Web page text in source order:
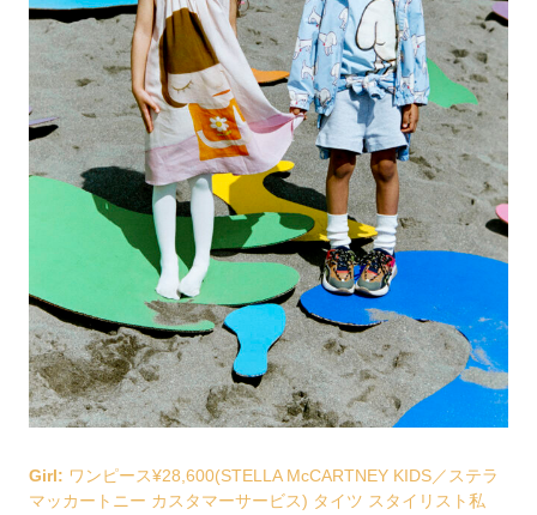
Girl: ワンピース¥28,600(STELLA McCARTNEY KIDS／ステラ
マッカートニー カスタマーサービス) タイツ スタイリスト私